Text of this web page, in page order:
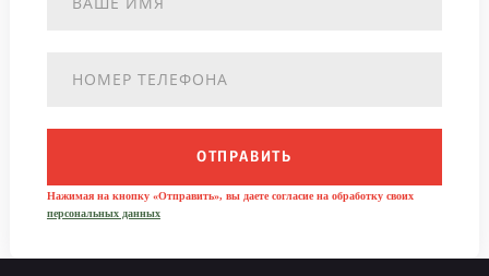
ОТПРАВИТЬ
Нажимая на кнопку «Отправить», вы даете согласие на обработку своих
персональных данных